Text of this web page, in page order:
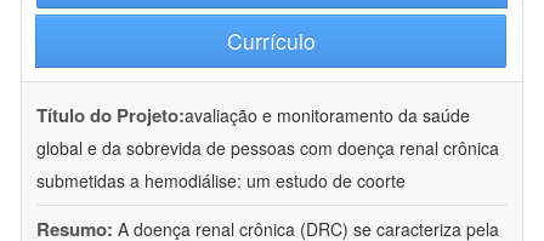
Currículo
Título do Projeto:avaliação e monitoramento da saúde
global e da sobrevida de pessoas com doença renal crônica
submetidas a hemodiálise: um estudo de coorte
Resumo: A doença renal crônica (DRC) se caracteriza pela